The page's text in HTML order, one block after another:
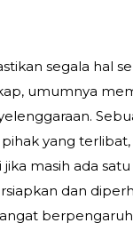
segala hal
umumnya
yang
masih ada satu
dan